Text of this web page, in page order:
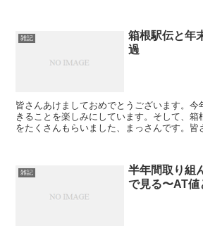
雑記
箱根駅伝と年
過
皆さんあけましておめでとうございます。今
きることを楽しみにしています。そして、箱
をたくさんもらいました、まっさんです。皆
雑記
半年間取り組
で見る〜AT